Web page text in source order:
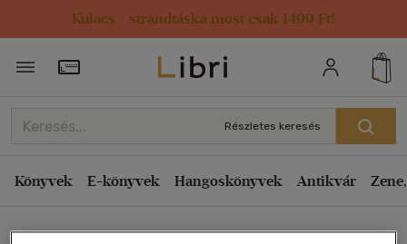
Kulacs / strandtáska most csak 1499 Ft!
Törzsvásárlói Kártya adatai
Részletes keresés
Könyvek E-könyvek Hangoskönyvek Antikvár
Rendezés
Kiadás éve szerint csökkenő
Ár szerint csökkenő
Eladott darabszám szerint csökkenő